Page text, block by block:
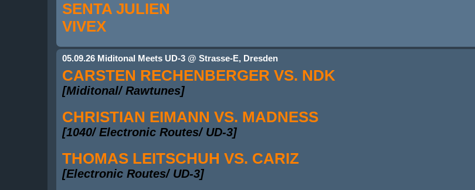
SENTA JULIEN
VIVEX
05.09.26 Miditonal Meets UD-3 @ Strasse-E, Dresden
CARSTEN RECHENBERGER VS. NDK
[Miditonal/ Rawtunes]
CHRISTIAN EIMANN VS. MADNESS
[1040/ Electronic Routes/ UD-3]
THOMAS LEITSCHUH VS. CARIZ
[Electronic Routes/ UD-3]